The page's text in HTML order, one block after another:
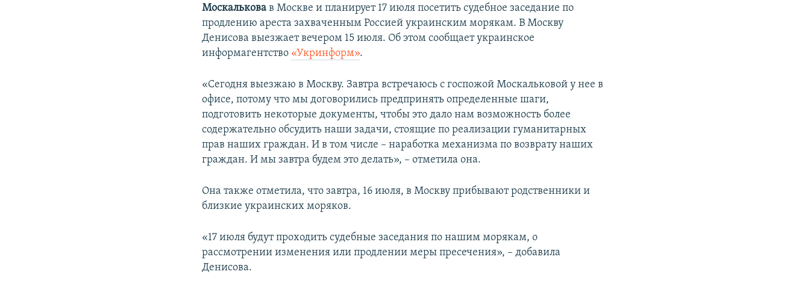
Москалькова в Москве и планирует 17 июля посетить судебное заседание по
продлению ареста захваченным Россией украинским морякам. В Москву
Денисова выезжает вечером 15 июля. Об этом сообщает украинское
информагентство «Укринформ».
«Сегодня выезжаю в Москву. Завтра встречаюсь с госпожой Москальковой у нее в
офисе, потому что мы договорились предпринять определенные шаги,
подготовить некоторые документы, чтобы это дало нам возможность более
содержательно обсудить наши задачи, стоящие по реализации гуманитарных
прав наших граждан. И в том числе – наработка механизма по возврату наших
граждан. И мы завтра будем это делать», – отметила она.
Она также отметила, что завтра, 16 июля, в Москву прибывают родственники и
близкие украинских моряков.
«17 июля будут проходить судебные заседания по нашим морякам, о
рассмотрении изменения или продлении меры пресечения», – добавила
Денисова.